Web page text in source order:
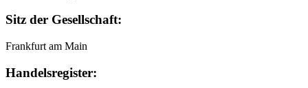
Sitz der Gesellschaft:
Frankfurt am Main
Handelsregister: